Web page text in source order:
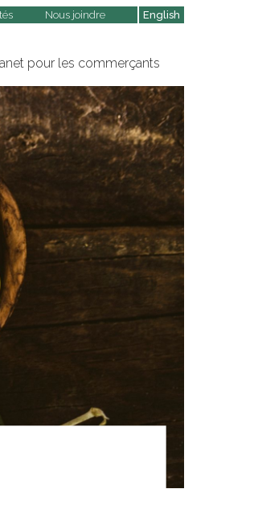
Nous joindre English
pour les commerçants